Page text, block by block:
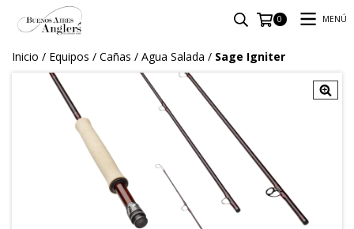
0 MENÚ
Inicio / Equipos / Cañas / Agua Salada / Sage Igniter